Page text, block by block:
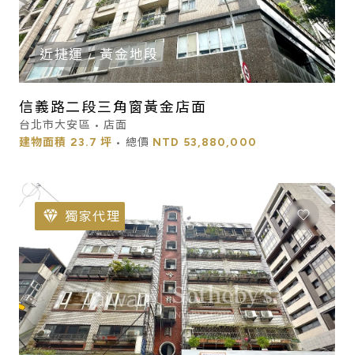
近捷運 黃金地段
信義路二段三角窗黃金店面
台北市大安區 • 店面
建物面積 23.7 坪 • 總價 NTD 53,880,000
獨家代理